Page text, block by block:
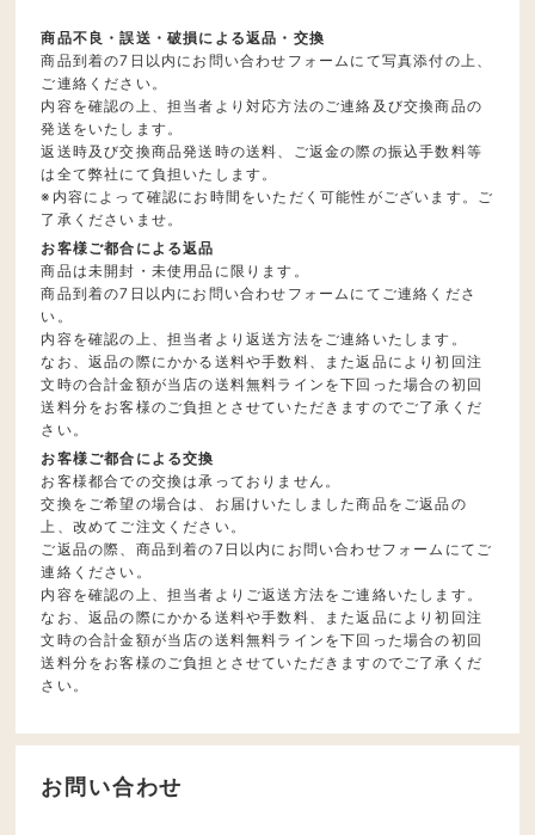
商品不良・誤送・破損による返品・交換
商品到着の7日以内にお問い合わせフォームにて写真添付の上、
ご連絡ください。
内容を確認の上、担当者より対応方法のご連絡及び交換商品の
発送をいたします。
返送時及び交換商品発送時の送料、ご返金の際の振込手数料等
は全て弊社にて負担いたします。
※内容によって確認にお時間をいただく可能性がございます。ご
了承くださいませ。
お客様ご都合による返品
商品は未開封・未使用品に限ります。
商品到着の7日以内にお問い合わせフォームにてご連絡くださ
い。
内容を確認の上、担当者より返送方法をご連絡いたします。
なお、返品の際にかかる送料や手数料、また返品により初回注
文時の合計金額が当店の送料無料ラインを下回った場合の初回
送料分をお客様のご負担とさせていただきますのでご了承くだ
さい。
お客様ご都合による交換
お客様都合での交換は承っておりません。
交換をご希望の場合は、お届けいたしました商品をご返品の
上、改めてご注文ください。
ご返品の際、商品到着の7日以内にお問い合わせフォームにてご
連絡ください。
内容を確認の上、担当者よりご返送方法をご連絡いたします。
なお、返品の際にかかる送料や手数料、また返品により初回注
文時の合計金額が当店の送料無料ラインを下回った場合の初回
送料分をお客様のご負担とさせていただきますのでご了承くだ
さい。
お問い合わせ